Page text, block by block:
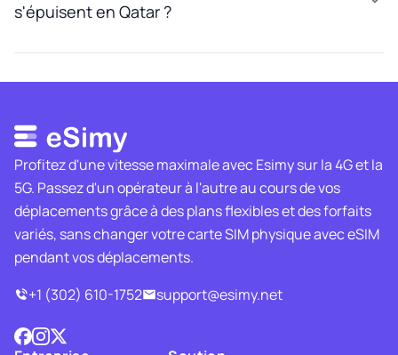
s'épuisent en Qatar ?
Profitez d'une vitesse maximale avec Esimy sur la 4G et la
5G. Passez d'un opérateur à l'autre au cours de vos
déplacements grâce à des plans flexibles et des forfaits
variés, sans changer votre carte SIM physique avec eSIM
pendant vos déplacements.
+1 (302) 610-1752
support@esimy.net